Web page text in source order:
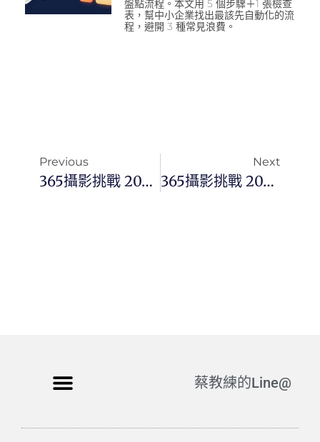
盤點流程。本文用 5 個步驟＋1 張檢查
表，幫中小企業找出最該先自動化的流
程，避開 3 種常見浪費。
Previous
365攝影挑戰 20251123(日)327/365 Day3596
Next
365攝影挑戰 20251124(一)328/365 Day3597
蔡教練的Line@